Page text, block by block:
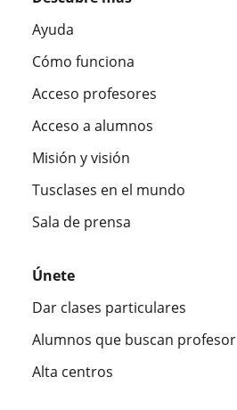
Ayuda
Cómo funciona
Acceso profesores
Acceso a alumnos
Misión y visión
Tusclases en el mundo
Sala de prensa
Únete
Dar clases particulares
Alumnos que buscan profesor
Alta centros